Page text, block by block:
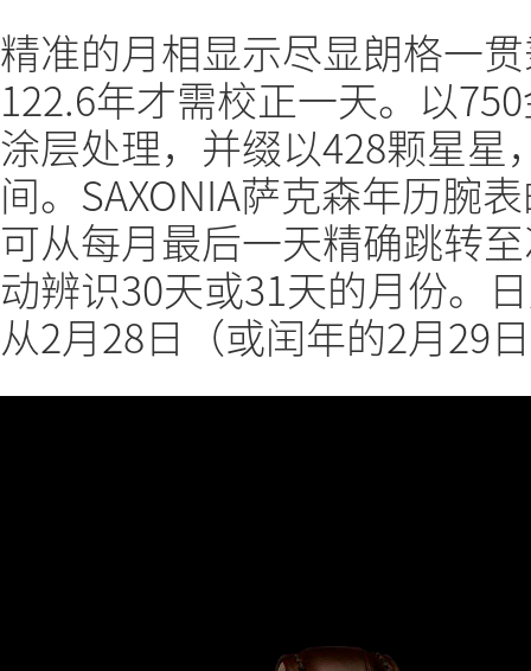
精准的月相显示尽显朗格一
122.6年才需校正一天。以
涂层处理，并缀以428颗星
间。SAXONIA萨克森年历腕
可从每月最后一天精确跳转
动辨识30天或31天的月份。
从2月28日（或闰年的2月29